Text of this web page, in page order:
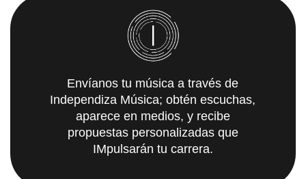
Envíanos tu música a través de
Independiza Música; obtén escuchas,
aparece en medios, y recibe
propuestas personalizadas que
IMpulsarán tu carrera.